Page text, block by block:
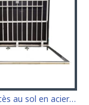
Porte d'accès au sol en acier inoxydable 60 cm x 100 cm pour intérieur et extérieur